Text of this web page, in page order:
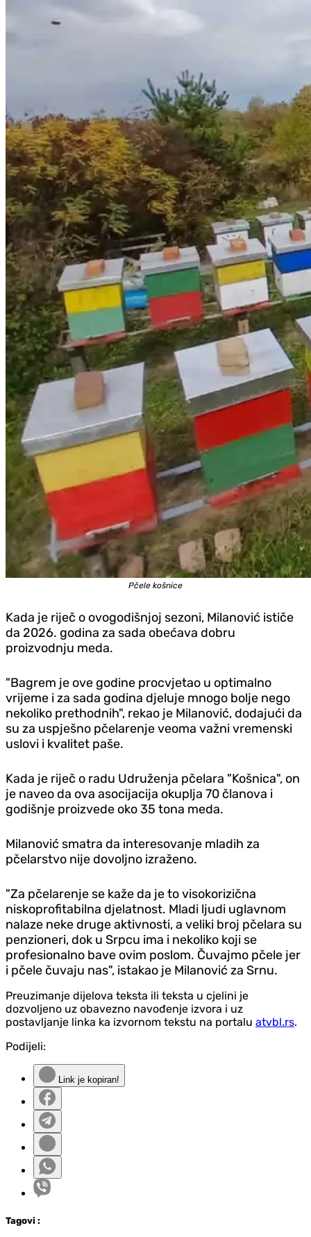
Pčele košnice
Kada je riječ o ovogodišnjoj sezoni, Milanović ističe
da 2026. godina za sada obećava dobru
proizvodnju meda.
"Bagrem je ove godine procvjetao u optimalno
vrijeme i za sada godina d‌jeluje mnogo bolje nego
nekoliko prethodnih", rekao je Milanović, dodajući da
su za uspješno pčelarenje veoma važni vremenski
uslovi i kvalitet paše.
Kada je riječ o radu Udruženja pčelara "Košnica", on
je naveo da ova asocijacija okuplja 70 članova i
godišnje proizvede oko 35 tona meda.
Milanović smatra da interesovanje mladih za
pčelarstvo nije dovoljno izraženo.
"Za pčelarenje se kaže da je to visokorizična
niskoprofitabilna d‌jelatnost. Mladi ljudi uglavnom
nalaze neke druge aktivnosti, a veliki broj pčelara su
penzioneri, dok u Srpcu ima i nekoliko koji se
profesionalno bave ovim poslom. Čuvajmo pčele jer
i pčele čuvaju nas", istakao je Milanović za Srnu.
Preuzimanje dijelova teksta ili teksta u cjelini je
dozvoljeno uz obavezno navođenje izvora i uz
postavljanje linka ka izvornom tekstu na portalu atvbl.rs.
Podijeli:
Link je kopiran!
Tagovi :